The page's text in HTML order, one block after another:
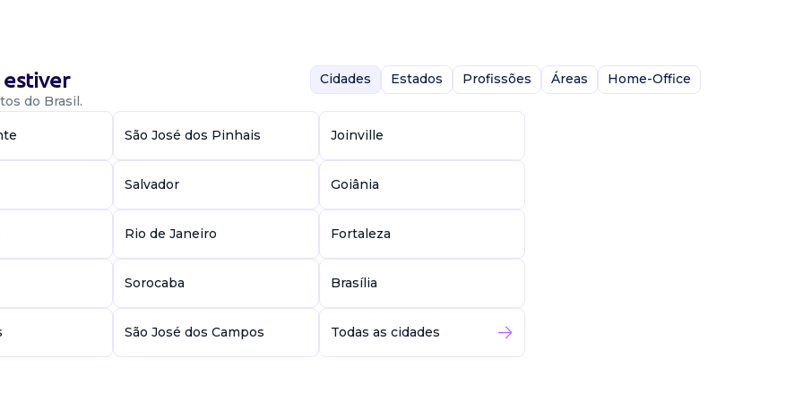
de
e imagem.
de conteúdo
de
e
do Brasil.
Cidades Estados Profissões Áreas Home-Office
São José dos Pinhais Joinville
Salvador Goiânia
Rio de Janeiro Fortaleza
Sorocaba Brasília
São José dos Campos Todas as cidades